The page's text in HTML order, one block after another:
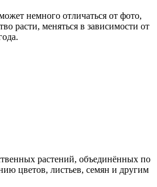
немного отличаться от фото,
расти, меняться в зависимости от
растений, объединённых по
цветов, листьев, семян и другим